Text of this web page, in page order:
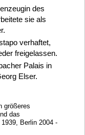
des
sie als
verhaftet,
freigelassen.
Palais in
Elser.
größeres
das
Berlin 2004 -